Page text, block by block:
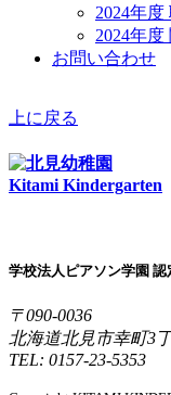
2024年
2024年度
お問い合わせ
上に戻る
Kitami Kindergarten
学校法人ピアソン学園
〒090-0036
北海道北見市幸町3
TEL: 0157-23-5353